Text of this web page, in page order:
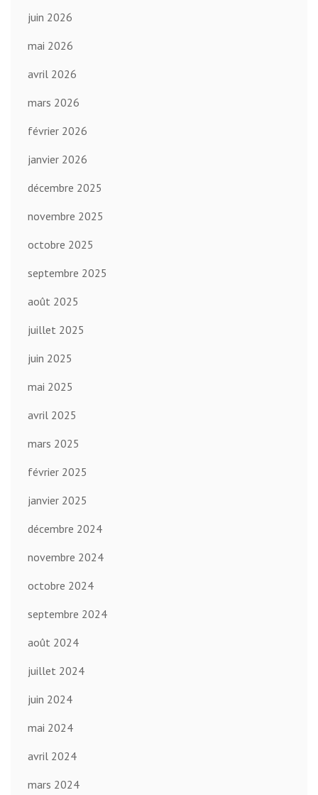
juin 2026
mai 2026
avril 2026
mars 2026
février 2026
janvier 2026
décembre 2025
novembre 2025
octobre 2025
septembre 2025
août 2025
juillet 2025
juin 2025
mai 2025
avril 2025
mars 2025
février 2025
janvier 2025
décembre 2024
novembre 2024
octobre 2024
septembre 2024
août 2024
juillet 2024
juin 2024
mai 2024
avril 2024
mars 2024